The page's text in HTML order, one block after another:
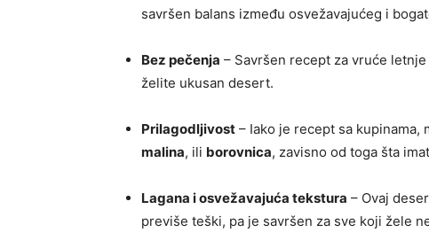
savršen balans između osvežavajućeg i
Bez pečenja – Savršen recept za vruće
želite ukusan desert.
Prilagodljivost – Iako je recept sa
malina, ili borovnica, zavisno od toga šta
Lagana i osvežavajuća tekstura – Ovaj
previše teški, pa je savršen za sve koji žele